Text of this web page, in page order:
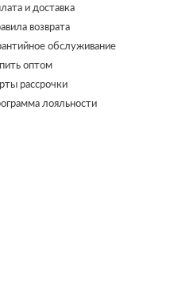
и доставка
возврата
обслуживание
оптом
рассрочки
лояльности